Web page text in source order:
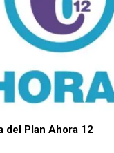
del Plan Ahora 12